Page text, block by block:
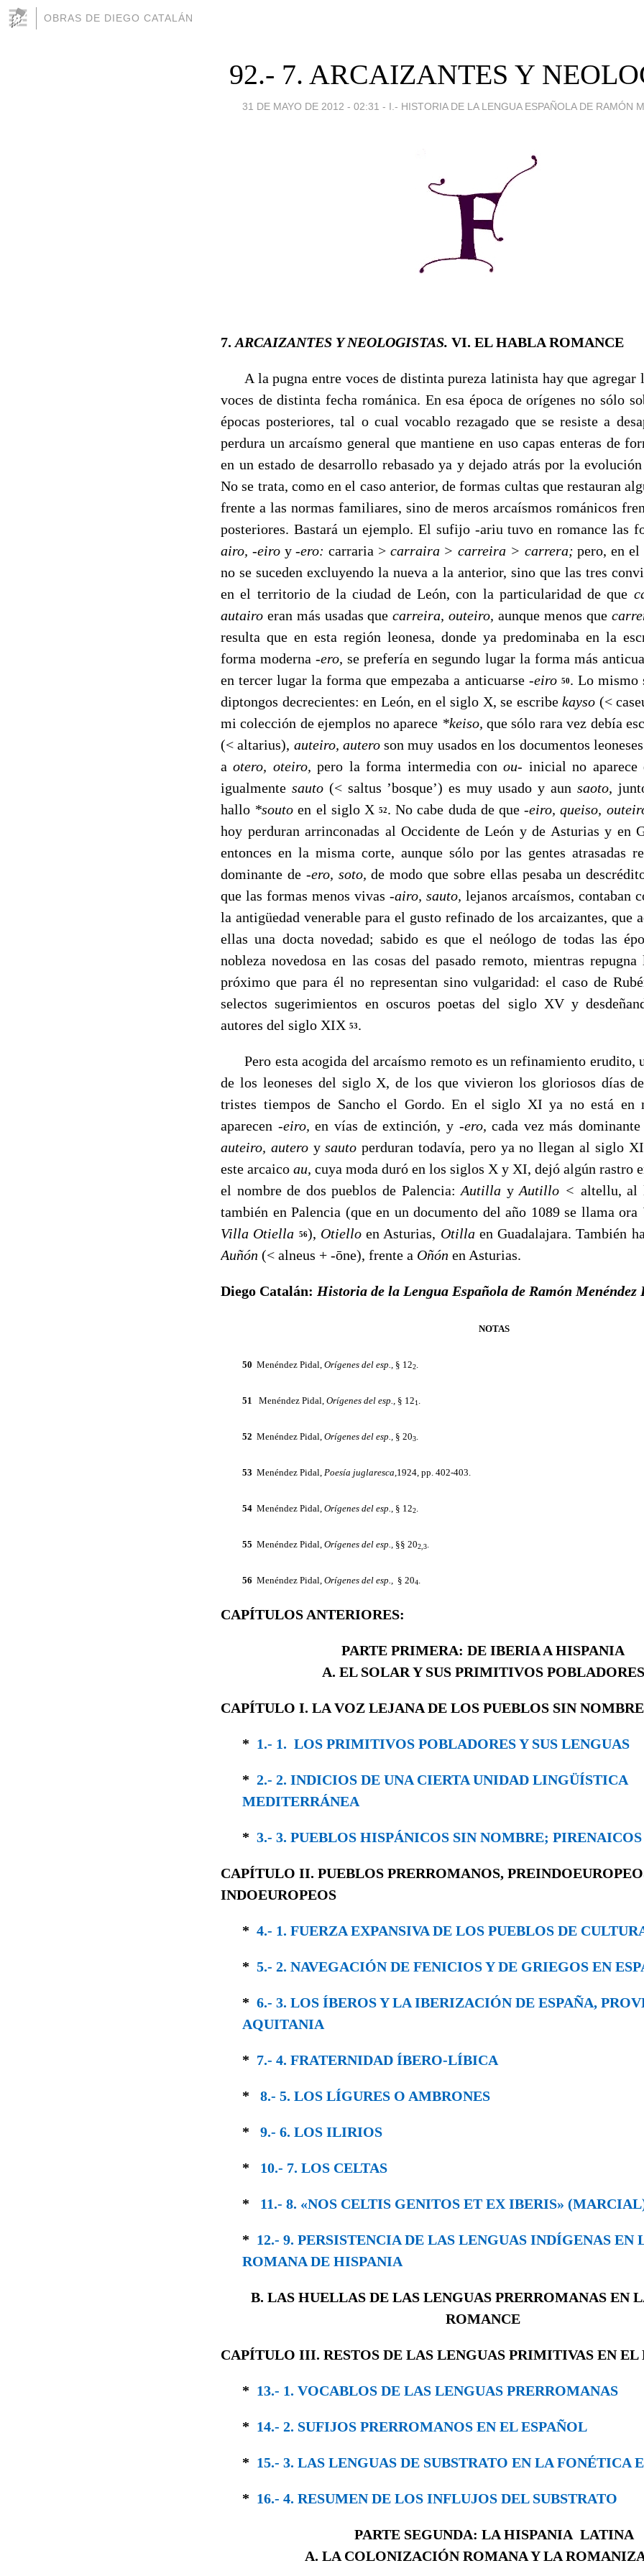
OBRAS DE DIEGO CATALÁN
92.- 7. ARCAIZANTES Y
31 DE MAYO DE 2012 - 02:31 - I.- HISTORIA DE LA LENGUA ESPAÑOLA DE RAMÓN
7. ARCAIZANTES Y NEOLOGISTAS. VI. EL HABLA ROMANCE
A la pugna entre voces de distinta pureza latinista hay que agregar
voces de distinta fecha ro­mánica. En esa época de orígenes no sólo
épocas posteriores, tal o cual vocablo rezagado que se resiste a
perdura un arcaísmo gene­ral que mantiene en uso capas enteras de
en un estado de desarrollo rebasado ya y dejado atrás por la
No se trata, como en el caso anterior, de formas cultas que restauran
frente a las normas familiares, sino de meros ar­caísmos románicos
posteriores. Basta­rá un ejemplo. El sufijo -ariu tuvo en romance las
airo, -eiro y-ero: carraria > carraira > carreira > carrera;pero, en el
no se suceden excluyendo la nueva a la anterior, sino que las tres
en el territorio de la ciudad de León, con la particularidad de que
autairo eran más usadas quecarreira, outeiro, aunque menos que
resulta que en esta región leonesa, donde ya pre­dominaba en la
forma moderna-ero,se prefería en segundo lugar la forma más
en tercer lugar la forma que empezaba a anticuarse -eiro 50. Lo mismo
diptongos decrecientes: en León, en el siglo X, se escribe kayso (<
mi colección de ejemplos no aparece *keiso,que sólo rara vez debía
(< altarius), auteiro, auteroson muy usados en los documentos
aotero, oteiro,pero la forma intermedia conou- inicial no aparece
igualmente sauto (< saltus ’bosque’) es muy usado y aun saoto,
hallo *soutoen el siglo X52. No cabe duda de que-eiro, queiso,
hoy perduran arrin­conadas al Occidente de León y de Asturias y en
entonces en la misma corte, aunque sólo por las gentes atrasadas
dominante de -ero, soto,de modo que sobre ellas pesaba un
que las formas menos vivas -airo, sauto, lejanos arcaísmos, contaban
la antigüedad venerable para el gusto refinado de los arcaizantes, que
ellas una docta novedad; sabido es que el neólogo de todas las
nobleza novedosa en las cosas del pasado remoto, mientras repugna
próximo que para él no representan sino vulgaridad: el caso de
selectos sugerimientos en oscuros poetas del siglo XV y
autores del siglo XIX 53.
Pero esta acogida del arcaísmo remoto es un refinamien­to erudito,
de los leoneses del siglo X, de los que vivieron los gloriosos días
tristes tiempos de Sancho el Gordo. En el siglo XI ya no está en
aparecen -eiro,en vías de extinción, y -ero,cada vez más dominante
auteiro, autero ysautoperduran todavía, pero ya no llegan al siglo
este arcaico au, cuya moda duró en los siglos X y XI, dejó algún rastro
el nom­bre de dos pueblos de Palencia:Autilla yAutillo < altellu, al
también en Palencia (que en un documento del año 1089 se llama ora
Vi­lla Otiella 56), Otiello en Asturias, Otilla en Guadalajara. Tam­bién
Auñón (< alneus + -ōne), fren­te a Oñón en Asturias.
Diego Catalán: Historia de la Lengua Española de Ramón Menéndez
NOTAS
50 Menéndez Pidal, Orígenes del esp., § 122
51 Menéndez Pidal, Orígenes del esp., § 121
52 Menéndez Pidal, Orígenes del esp., § 203
53 Menéndez Pidal, Poesía juglaresca, 1924, pp. 402-403.
54 Menéndez Pidal, Orígenes del esp., § 122
55 Menéndez Pidal, Orígenes del esp., §§ 202,3
56 Menéndez Pidal, Orígenes del esp., § 204
CAPÍTULOS ANTERIORES:
PARTE PRIMERA: DE IBERIA A HISPANIA
A. EL SOLAR Y SUS PRIMITIVOS POBLADORES
CAPÍTULO I. LA VOZ LEJANA DE LOS PUEBLOS SIN
* 1.- 1. LOS PRIMITIVOS POBLADORES Y SUS LENGUAS
* 2.- 2. INDICIOS DE UNA CIERTA UNIDAD LINGÜÍSTICA
MEDITERRÁNEA
* 3.- 3. PUEBLOS HISPÁNICOS SIN NOMBRE;
CAPÍTULO II. PUEBLOS PRERROMANOS,
INDOEUROPEOS
* 4.- 1. FUERZA EXPANSIVA DE LOS PUEBLOS DE
* 5.- 2. NAVEGACIÓN DE FENICIOS Y DE GRIEGOS EN
* 6.- 3. LOS ÍBEROS Y LA IBERIZACIÓN DE ESPAÑA,
AQUITANIA
* 7.- 4. FRATERNIDAD ÍBERO-LÍBICA
* 8.- 5. LOS LÍGURES O AMBRONES
* 9.- 6. LOS ILIRIOS
* 10.- 7. LOS CELTAS
* 11.- 8. «NOS CELTIS GENITOS ET EX IBERIS»
* 12.- 9. PERSISTENCIA DE LAS LENGUAS IN­DÍGENAS EN
ROMANA DE HISPANIA
B. LAS HUELLAS DE LAS LENGUAS PRERROMANAS EN
ROMANCE
CAPÍTULO III. RESTOS DE LAS LENGUAS PRIMITIVAS EN EL
* 13.- 1. VOCABLOS DE LAS LENGUAS PRERRO­MANAS
* 14.- 2. SUFIJOS PRERROMANOS EN EL ESPAÑOL
* 15.- 3. LAS LENGUAS DE SUBSTRATO EN LA FONÉTICA
* 16.- 4. RESUMEN DE LOS INFLUJOS DEL SUBSTRATO
PARTE SEGUNDA: LA HISPANIA LATINA
A. LA COLONIZACIÓN ROMANA Y LA